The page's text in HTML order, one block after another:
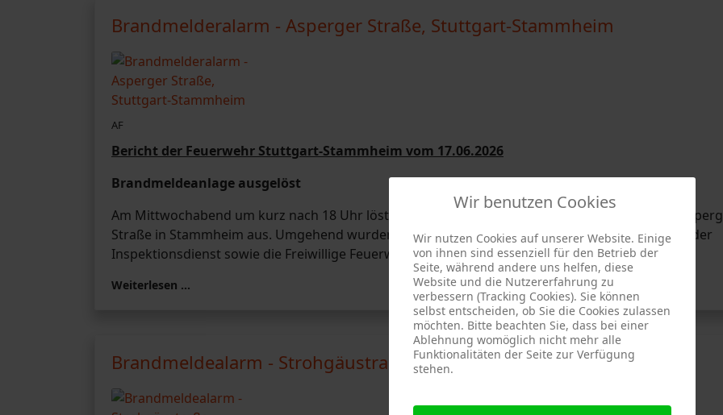
Brandmelderalarm - Asperger Straße, Stuttgart-Stammheim
AF
Bericht der Feuerwehr Stuttgart-Stammheim vom 17.06.2026
Brandmeldeanlage ausgelöst
Am Mittwochabend um kurz nach 18 Uhr löste die Brandmeldeanlage in einem Objekt in der
Straße in Stammheim aus. Umgehend wurden zwei Löschzüge der Berufsfeuerwehr Stuttgart, der
Inspektionsdienst sowie die Freiwillige Feuerwehr Stammheim alarmiert.
Weiterlesen …
Brandmeldealarm - Strohgäustraße, Stuttgart-Zuffenhausen
Wir benutzen Cookies
Wir nutzen Cookies auf unserer Website. Einige
von ihnen sind essenziell für den Betrieb der
Seite, während andere uns helfen, diese
Website und die Nutzererfahrung zu
verbessern (Tracking Cookies). Sie können
selbst entscheiden, ob Sie die Cookies zulassen
möchten. Bitte beachten Sie, dass bei einer
Ablehnung womöglich nicht mehr alle
Funktionalitäten der Seite zur Verfügung
stehen.